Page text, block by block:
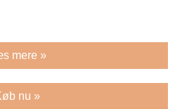
mere »
nu »